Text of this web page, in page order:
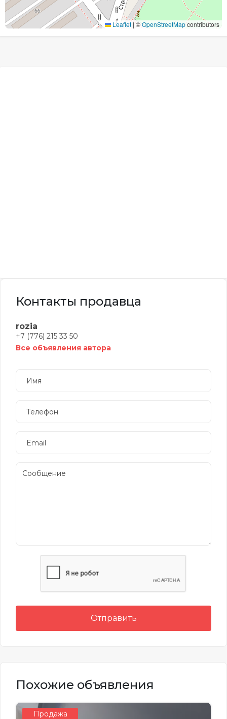
Leaflet | ©OpenStreetMapcontributors
Контакты продавца
rozia
+7 (776) 215 33 50
Все объявления автора
Отправить
Похожие объявления
Продажа